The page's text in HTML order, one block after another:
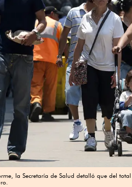
la Secretaría de Salud detalló que del